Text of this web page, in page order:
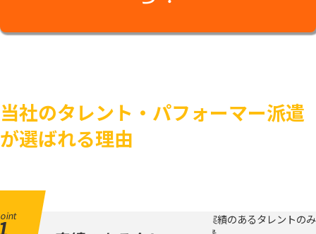
当社のタレント・パフォーマー派遣
が選ばれる理由